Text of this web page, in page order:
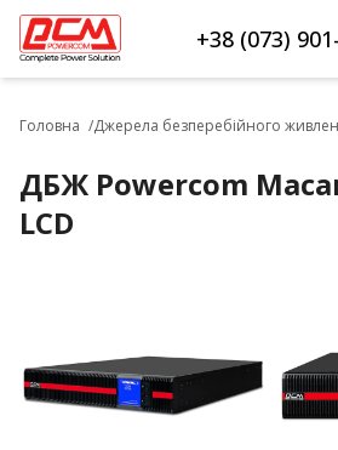
+38 (073)
Головна Джерела безперебійного
ДБЖ Powercom
LCD